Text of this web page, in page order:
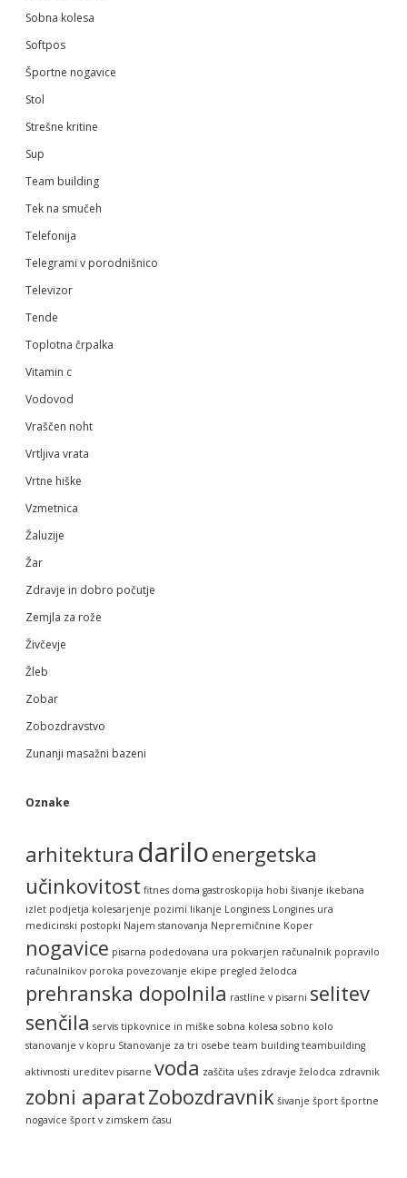
Sobna kolesa
Softpos
Športne nogavice
Stol
Strešne kritine
Sup
Team building
Tek na smučeh
Telefonija
Telegrami v porodnišnico
Televizor
Tende
Toplotna črpalka
Vitamin c
Vodovod
Vraščen noht
Vrtljiva vrata
Vrtne hiške
Vzmetnica
Žaluzije
Žar
Zdravje in dobro počutje
Zemjla za rože
Živčevje
Žleb
Zobar
Zobozdravstvo
Zunanji masažni bazeni
Oznake
arhitektura dariloenergetska
učinkovitost fitnes doma gastroskopija hobi šivanje ikebana
izlet podjetja kolesarjenje pozimi likanje Longiness Longines ura
medicinski postopki Najem stanovanja Nepremičnine Koper
nogavice pisarna podedovana ura pokvarjen računalnik popravilo
računalnikov poroka povezovanje ekipe pregled želodca
prehranska dopolnila rastline v pisarni selitev
senčila servis tipkovnice in miške sobna kolesa sobno kolo
stanovanje v kopru Stanovanje za tri osebe team building teambuilding
aktivnosti ureditev pisarne voda zaščita ušes zdravje želodca zdravnik
zobni aparatZobozdravnik šivanje šport športne
nogavice šport v zimskem času